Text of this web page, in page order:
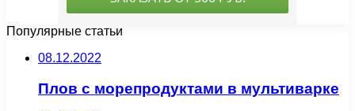
Популярные статьи
08.12.2022
Плов с морепродуктами в мультиварке